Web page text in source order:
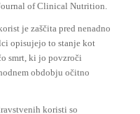
of Clinical Nutrition.
je zaščita pred nenadno
opisujejo to stanje kot
smrt, ki jo povzroči
obdobju očitno
koristi so